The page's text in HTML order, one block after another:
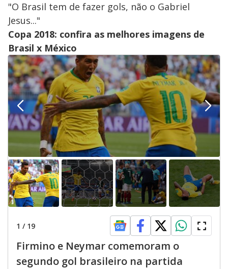
"O Brasil tem de fazer gols, não o Gabriel
Jesus..."
Copa 2018: confira as melhores imagens de
Brasil x México
1 / 19
Firmino e Neymar comemoram o
segundo gol brasileiro na partida